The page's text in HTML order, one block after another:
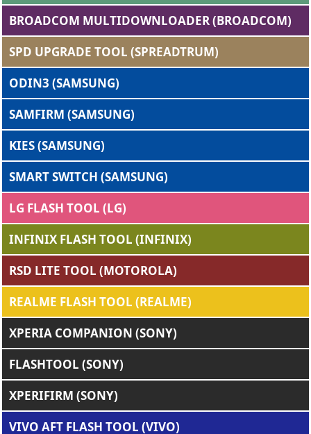
BROADCOM MULTIDOWNLOADER (BROADCOM)
SPD UPGRADE TOOL (SPREADTRUM)
ODIN3 (SAMSUNG)
SAMFIRM (SAMSUNG)
KIES (SAMSUNG)
SMART SWITCH (SAMSUNG)
LG FLASH TOOL (LG)
INFINIX FLASH TOOL (INFINIX)
RSD LITE TOOL (MOTOROLA)
REALME FLASH TOOL (REALME)
XPERIA COMPANION (SONY)
FLASHTOOL (SONY)
XPERIFIRM (SONY)
VIVO AFT FLASH TOOL (VIVO)